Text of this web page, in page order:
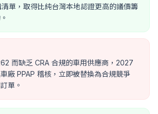
單，取得比純台灣本地認證更高的議價籌
而缺乏 CRA 合規的車用供應商，2027
廠 PPAP 稽核，立即被替換為合規競爭
單。